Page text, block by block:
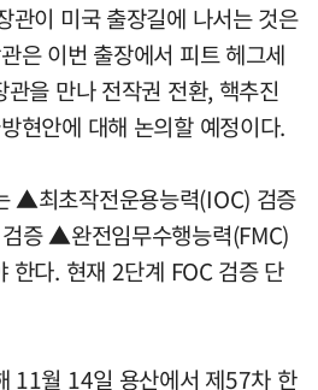
관이 미국 출장길에 나서는 것은
은 이번 출장에서 피트 헤그세
을 만나 전작권 전환, 핵추진
현안에 대해 논의할 예정이다.
▲최초작전운용능력(IOC) 검증
증 ▲완전임무수행능력(FMC)
한다. 현재 2단계 FOC 검증 단
11월 14일 용산에서 제57차 한